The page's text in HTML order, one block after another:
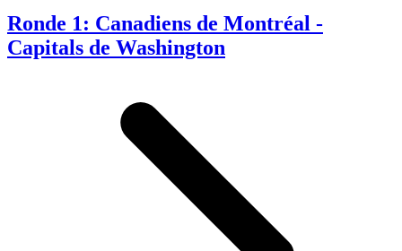
Ronde 1: Canadiens de Montréal -
Capitals de Washington